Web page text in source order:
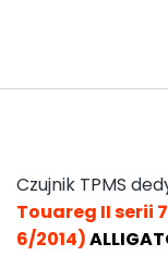
Czujnik TPMS
Touareg II serii
6/2014)